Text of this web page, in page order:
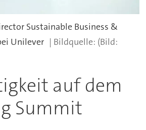
Sustainable Business &
Unilever
(Bild:
auf dem
Summit